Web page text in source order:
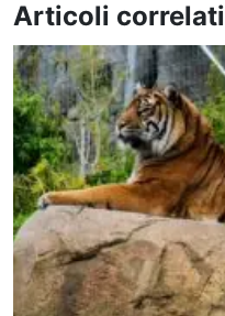
Articoli correlati